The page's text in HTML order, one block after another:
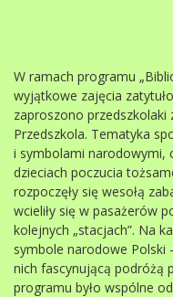
W ramach programu
wyjątkowe zajęcia
zaproszono przedszkolaki
Przedszkola. Tematyka
i symbolami narodowymi,
dzieciach poczucia
rozpoczęły się wesołą
wcieliły się w pasażerów
kolejnych „stacjach”. Na
symbole narodowe Polski
nich fascynującą podróżą
programu było wspólne